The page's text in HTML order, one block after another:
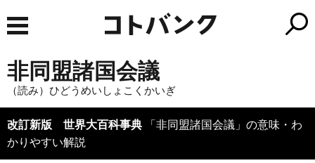
非同盟諸国会議
（読み）ひどうめいしょこくかいぎ
改訂新版 世界大百科事典 「非同盟諸国会議」の意味・わ
かりやすい解説